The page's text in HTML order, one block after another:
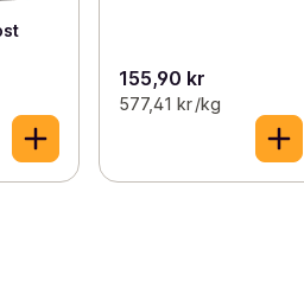
155,90 kr
577,41 kr /kg